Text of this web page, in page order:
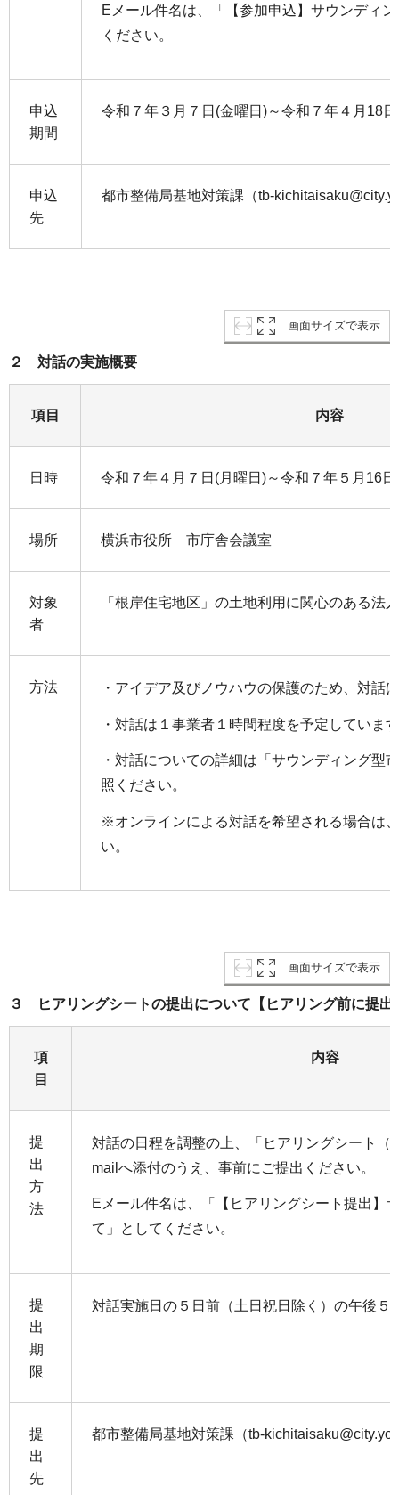
Eメール件名は、「【参加申込】サウンディ
ください。
申込
期間
令和７年３月７日(金曜日)～令和７年４月18
申込
先
都市整備局基地対策課（tb-
画面サイズで表示
２ 対話の実施概要
項目 内容
日時 令和７年４月７日(月曜日)～令和７年５月16
場所 横浜市役所 市庁舎会議室
対象
者
「根岸住宅地区」の土地利用に関心のある法
方法 ・アイデア及びノウハウの保護のため、対話
・対話は１事業者１時間程度を予定していま
・対話についての詳細は「サウンディング型
照ください。
※オンラインによる対話を希望される場合は
い。
画面サイズで表示
３ ヒアリングシートの提出について【ヒアリング前に提出
項
目
内容
提
出
方
法
対話の日程を調整の上、「ヒアリングシート（
mailへ添付のうえ、事前にご提出ください。
Eメール件名は、「【ヒアリングシート提出】
て」としてください。
提
出
期
限
対話実施日の５日前（土日祝日除く）の午後５
提
出
先
都市整備局基地対策課（tb-